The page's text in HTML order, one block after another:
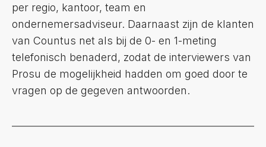
per regio, kantoor, team en
ondernemersadviseur. Daarnaast zijn de klanten
van Countus net als bij de 0- en 1-meting
telefonisch benaderd, zodat de interviewers van
Prosu de mogelijkheid hadden om goed door te
vragen op de gegeven antwoorden.